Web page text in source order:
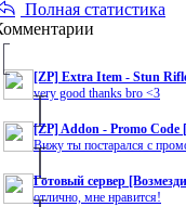
Полная статистика
[ZP] Extra Item - Stun
very good thanks bro <3
[ZP] Addon - Promo Code
Вижу ты постарался с
Готовый сервер
отлично, мне нравится!